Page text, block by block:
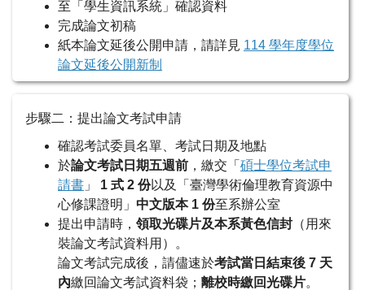
至「學生資訊系統」確認資料
完成論文初稿
紙本論文延後公開申請，請詳見 114 學年度學位
論文延後公開新制
步驟二：提出論文考試申請
確認考試委員名單、考試日期及地點
於論文考試日期五週前 ，繳交「 碩士學位考試申
請書 」 1 式 2 份以及「臺灣學術倫理教育資源中
心修課證明」 中文版本 1 份至系辦公室
提出申請時， 領取光碟片及本系黃色信封 （用來
裝論文考試資料用）。
論文考試完成後，請儘速於考試當日結束後 7 天
內繳回論文考試資料袋； 離校時繳回光碟片。